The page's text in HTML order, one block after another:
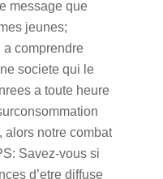
message que
jeunes;
a comprendre
societe qui le
a toute heure
alors notre combat
Savez-vous si
d’etre diffuse